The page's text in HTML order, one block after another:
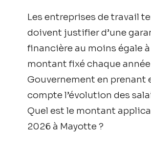
Les entreprises de travail
doivent justifier d’une
financière au moins égale
montant fixé chaque
Gouvernement en prenant
compte l’évolution des
Quel est le montant
2026 à Mayotte ?